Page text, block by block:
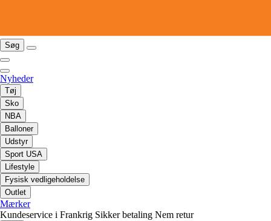
Søg
Nyheder
Tøj
Sko
NBA
Balloner
Udstyr
Sport USA
Lifestyle
Fysisk vedligeholdelse
Outlet
Mærker
Kundeservice i Frankrig Sikker betaling Nem retur